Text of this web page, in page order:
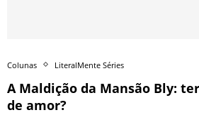
Colunas LiteralMente Séries
A Maldição da Mansão Bly:
de amor?